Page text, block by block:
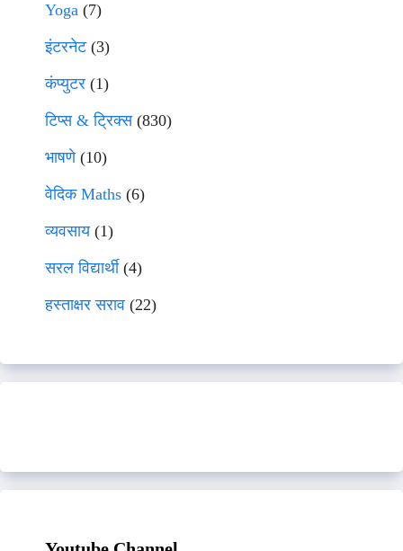
Yoga (7)
इंटरनेट(3)
कंप्युटर (1)
टिप्स & ट्रिक्स(830)
भाषणे(10)
वेदिक Maths (6)
व्यवसाय(1)
सरल विद्यार्थी(4)
हस्ताक्षर सराव (22)